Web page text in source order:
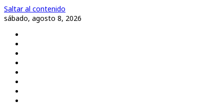
Saltar al contenido
sábado, agosto 8, 2026